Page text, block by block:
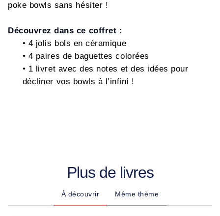
poke bowls sans hésiter !
Découvrez dans ce coffret :
• 4 jolis bols en céramique
• 4 paires de baguettes colorées
• 1 livret avec des notes et des idées pour
décliner vos bowls à l’infini !
Plus de livres
À découvrir Même thème